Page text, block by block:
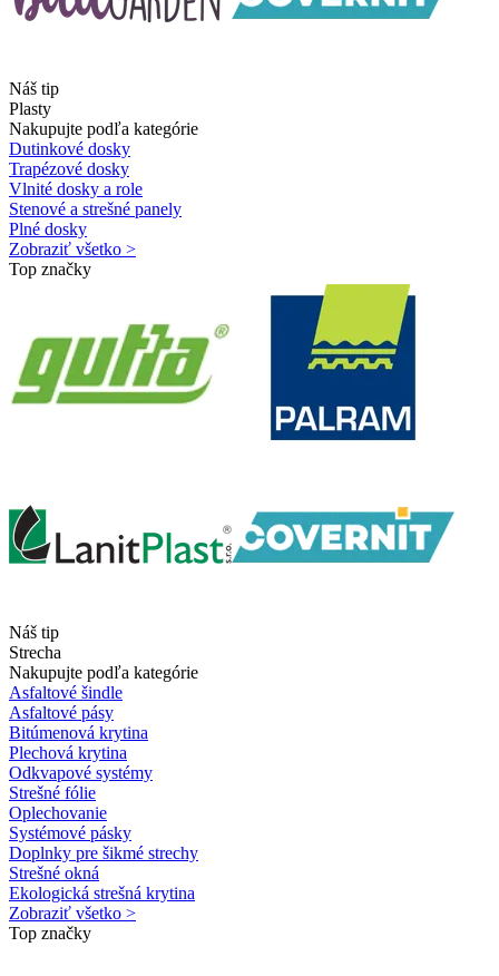
Náš tip
Plasty
Nakupujte podľa kategórie
Dutinkové dosky
Trapézové dosky
Vlnité dosky a role
Stenové a strešné panely
Plné dosky
Zobraziť všetko >
Top značky
Náš tip
Strecha
Nakupujte podľa kategórie
Asfaltové šindle
Asfaltové pásy
Bitúmenová krytina
Plechová krytina
Odkvapové systémy
Strešné fólie
Oplechovanie
Systémové pásky
Doplnky pre šikmé strechy
Strešné okná
Ekologická strešná krytina
Zobraziť všetko >
Top značky